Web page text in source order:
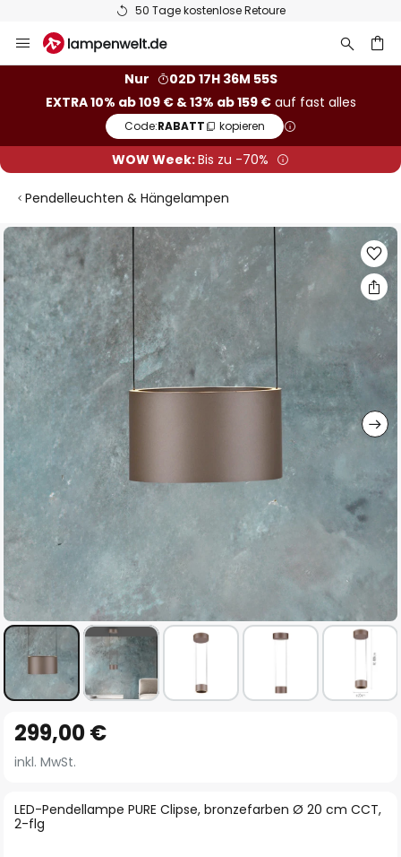
50 Tage kostenlose Retoure
Inhalt
Nur
02D 17H 36M 54S
EXTRA 10% ab 109 € & 13% ab 159 €auf fast alles
Code:RABATT kopieren
WOW Week:Bis zu -70%
Pendelleuchten & Hängelampen
Zum
Ende
der
Bildgalerie
springen
Anfang
der
springen
LED-Pendellampe PURE Clipse, bronzefarben Ø 20 cm CCT,
2-flg
299,00 €
inkl. MwSt.